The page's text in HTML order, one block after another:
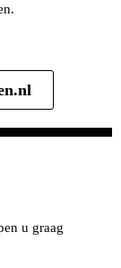
reageren.
u graag